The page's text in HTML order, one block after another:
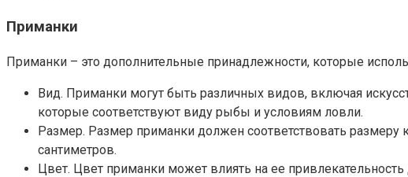
Приманки
Приманки – это дополнительные принадлежности, которые
Вид. Приманки могут быть различных видов, включая
которые соответствуют виду рыбы и условиям ловли.
Размер. Размер приманки должен соответствовать
сантиметров.
Цвет. Цвет приманки может влиять на ее